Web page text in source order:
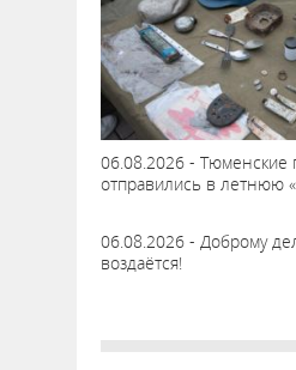
06.08.2026 - Тюменские
отправились в летнюю
06.08.2026 - Доброму
воздаётся!